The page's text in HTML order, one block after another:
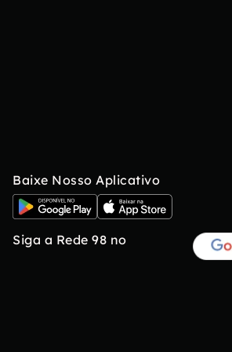
Baixe Nosso Aplicativo
Siga a Rede 98 no